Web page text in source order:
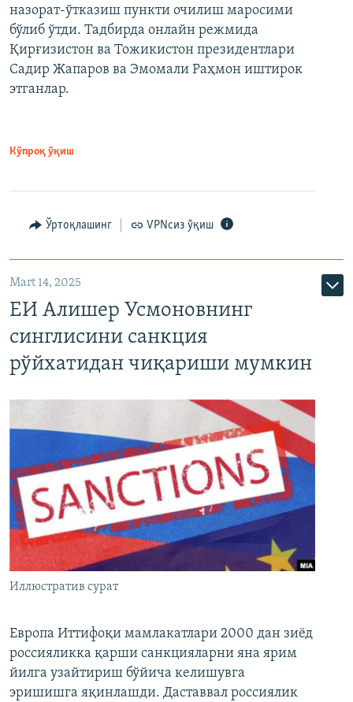
назорат-ўтказиш пункти очилиш маросими
бўлиб ўтди. Тадбирда онлайн режмида
Қирғизистон ва Тожикистон президентлари
Садир Жапаров ва Эмомали Раҳмон иштирок
этганлар.
Кўпроқ ўқиш
Ўртоқлашинг VPNсиз ўқиш
Mart 14, 2025
ЕИ Алишер Усмоновнинг
синглисини санкция
рўйхатидан чиқариши мумкин
Иллюстратив сурат
Европа Иттифоқи мамлакатлари 2000 дан зиёд
россияликка қарши санкцияларни яна ярим
йилга узайтириш бўйича келишувга
эришишга яқинлашди. Даставвал россиялик